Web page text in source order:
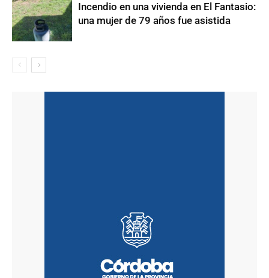
Incendio en una vivienda en El Fantasio:
una mujer de 79 años fue asistida